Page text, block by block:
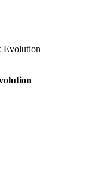
Evolution